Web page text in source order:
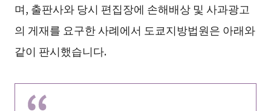
며, 출판사와 당시 편집장에 손해배상 및 사과광고
의 게재를 요구한 사례에서 도쿄지방법원은 아래와
같이 판시했습니다.